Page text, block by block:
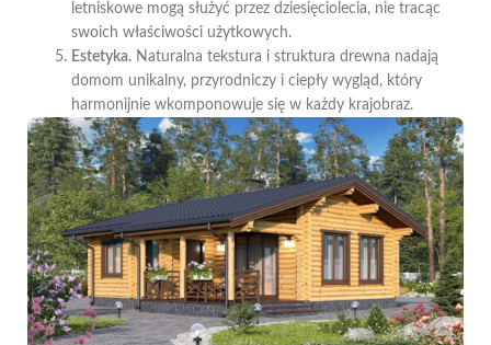
letniskowe mogą służyć przez dziesięciolecia, nie tracąc
swoich właściwości użytkowych.
Estetyka. Naturalna tekstura i struktura drewna nadają
domom unikalny, przyrodniczy i ciepły wygląd, który
harmonijnie wkomponowuje się w każdy krajobraz.